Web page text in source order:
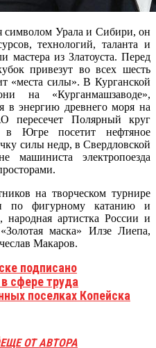
символом Урала и Сибири, он
технологий, таланта и
мастера из Златоуста. Перед
привезут во всех шесть
«места силы». В Курганской
на «Курганмашзаводе»,
в энергию древнего моря на
пересечет Полярный круг
Югре посетит нефтяное
силы недр, в Свердловской
машиниста электропоезда
на творческом турнире
по фигурному катанию и
артистка России и
маска» Илзе Лиепа,
Макаров.
подписано
сфере труда
поселках Копейска
ЕЩЕ ОТ АВТОРА